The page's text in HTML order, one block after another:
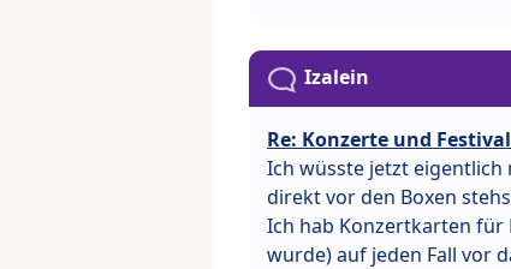
Izalein
Re: Konzerte und
Ich wüsste jetzt eigentlich
direkt vor den Boxen
Ich hab Konzertkarten für
wurde) auf jeden Fall vor